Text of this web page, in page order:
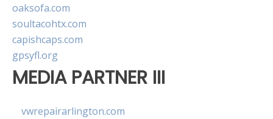
oaksofa.com
soultacohtx.com
capishcaps.com
gpsyfl.org
MEDIA PARTNER III
vwrepairarlington.com